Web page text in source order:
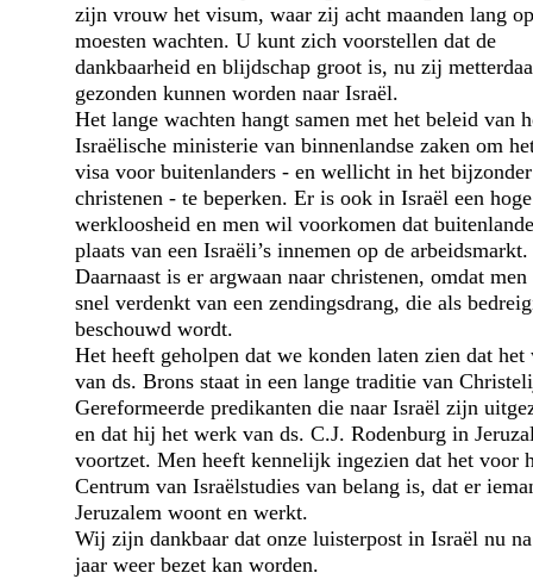
zijn vrouw het visum, waar zij acht maanden lang op
moesten wachten. U kunt zich voor­stellen dat de
dankbaarheid en blijdschap groot is, nu zij
gezonden kunnen worden naar Israël.
Het lange wachten hangt samen met het beleid van
Israëlische ministerie van binnenlandse zaken om
visa voor buitenlanders - en wellicht in het
christenen - te beperken. Er is ook in Israël een hoge
werkloosheid en men wil voorkomen dat
plaats van een Israëli’s innemen op de arbeidsmarkt.
Daarnaast is er argwaan naar christenen, omdat men
snel verdenkt van een zendingsdrang, die als
beschouwd wordt.
Het heeft geholpen dat we konden laten zien dat het
van ds. Brons staat in een lange traditie van
Gereformeerde predikanten die naar Israël zijn
en dat hij het werk van ds. C.J. Rodenburg in
voortzet. Men heeft kennelijk ingezien dat het voor
Centrum van Israëlstudies van belang is, dat er
Jeruzalem woont en werkt.
Wij zijn dankbaar dat onze luisterpost in Israël nu
jaar weer bezet kan worden.